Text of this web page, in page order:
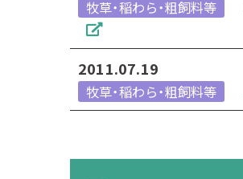
牧草・稲わら・粗飼料等
2011.07.19
牧草・稲わら・粗飼料等